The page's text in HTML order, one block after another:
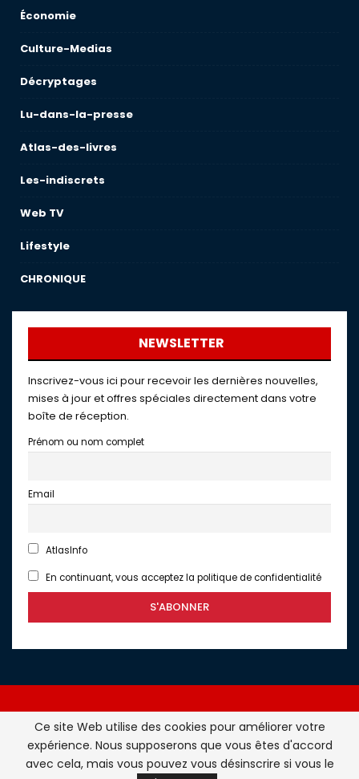
Économie
Culture-Medias
Décryptages
Lu-dans-la-presse
Atlas-des-livres
Les-indiscrets
Web TV
Lifestyle
CHRONIQUE
NEWSLETTER
Inscrivez-vous ici pour recevoir les dernières nouvelles,
mises à jour et offres spéciales directement dans votre
boîte de réception.
Prénom ou nom complet
Email
AtlasInfo
En continuant, vous acceptez la politique de confidentialité
Atlasinfo.fr : l'essentiel de l'actualité de la France et du
Maghreb © Tous Droits Réservés - Atlasinfo- 2026
Ce site Web utilise des cookies pour améliorer votre
expérience. Nous supposerons que vous êtes d'accord
avec cela, mais vous pouvez vous désinscrire si vous le